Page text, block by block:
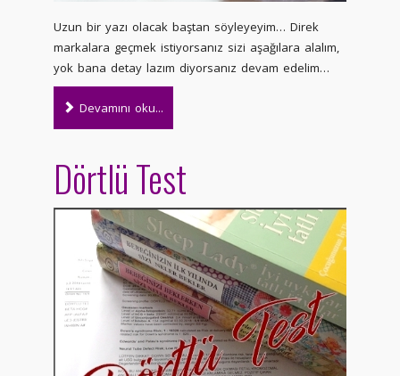
Uzun bir yazı olacak baştan söyleyeyim… Direk
markalara geçmek istiyorsanız sizi aşağılara alalım,
yok bana detay lazım diyorsanız devam edelim…
Devamını oku...
Dörtlü Test